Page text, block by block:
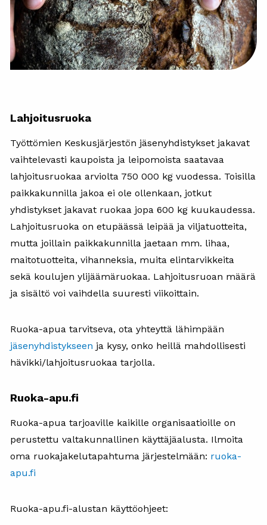
Lahjoitusruoka
Työttömien Keskusjärjestön jäsenyhdistykset jakavat
vaihtelevasti kaupoista ja leipomoista saatavaa
lahjoitusruokaa arviolta 750 000 kg vuodessa. Toisilla
paikkakunnilla jakoa ei ole ollenkaan, jotkut
yhdistykset jakavat ruokaa jopa 600 kg kuukaudessa.
Lahjoitusruoka on etupäässä leipää ja viljatuotteita,
mutta joillain paikkakunnilla jaetaan mm. lihaa,
maitotuotteita, vihanneksia, muita elintarvikkeita
sekä koulujen ylijäämäruokaa. Lahjoitusruoan määrä
ja sisältö voi vaihdella suuresti viikoittain.
Ruoka-apua tarvitseva, ota yhteyttä lähimpään
jäsenyhdistykseen ja kysy, onko heillä mahdollisesti
hävikki/lahjoitusruokaa tarjolla.
Ruoka-apu.fi
Ruoka-apua tarjoaville kaikille organisaatioille on
perustettu valtakunnallinen käyttäjäalusta. Ilmoita
oma ruokajakelutapahtuma järjestelmään: ruoka-
apu.fi
Ruoka-apu.fi-alustan käyttöohjeet: